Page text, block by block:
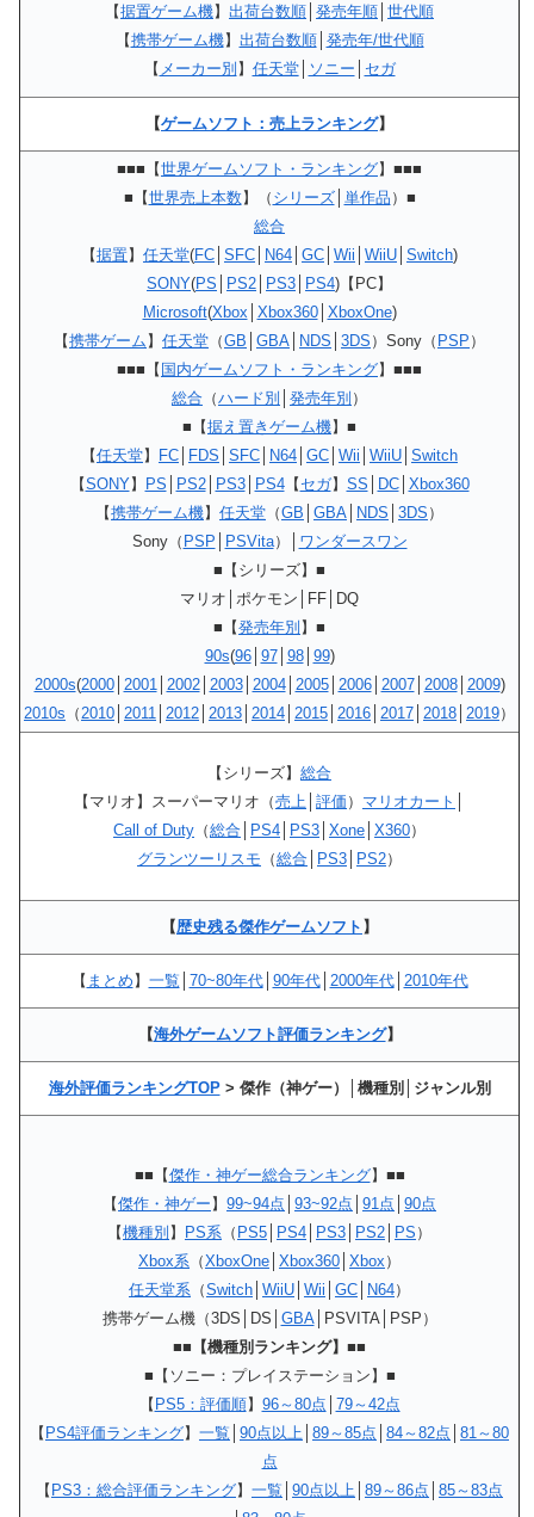
【据置ゲーム機】 出荷台数順 発売年順 世代順
【携帯ゲーム機】 出荷台数順│ 発売年/世代順
【 メーカー別 】 任天堂│ ソニー セガ
【ゲームソフト：売上ランキング】
■■■【世界ゲームソフト・ランキング】■■■
■【世界売上本数】（ シリーズ│ 単作品 ）■
総合
【据置】 任天堂(FC SFC N64 GC Wii WiiU Switch)
SONY(PS PS2 PS3 PS4)【PC】
Microsoft(Xbox Xbox360│ XboxOne)
【携帯ゲーム 】 任天堂 （GB GBA NDS 3DS ）Sony（ PSP ）
■■■【 国内ゲームソフト・ランキング】■■■
総合 （ハード別 発売年別 ）
■【据え置きゲーム機】■
【任天堂】 FC FDS SFC N64 GC Wii WiiU Switch
【SONY】 PS PS2│ PS3│ PS4【 セガ】 SS DC│ Xbox360
【携帯ゲーム機】 任天堂 （GB GBA NDS 3DS ）
Sony（ PSP PSVita）│ ワンダースワン
■【シリーズ】■
マリオ│ポケモン│FF│DQ
■【発売年別 】■
90s(96│ 97│ 98│ 99)
2000s(2000│ 2001 2002│ 2003│ 2004│ 2005│ 2006│ 2007│ 2008│ 2009)
2010s （ 2010 2011 2012 2013 2014 2015 2016 2017 2018 2019）
【シリーズ】 総合
【マリオ】スーパーマリオ（売上 評価 ） マリオカート
Call of Duty （総合 PS4 PS3 Xone X360）
グランツーリスモ （総合 PS3 PS2）
【歴史残る傑作ゲームソフト 】
【 まとめ 】 一覧 70~80年代│ 90年代│ 2000年代│ 2010年代
【海外ゲームソフト評価ランキング】
海外評価ランキングTOP> 傑作（神ゲー）│機種別│ジャンル別
■■【傑作・神ゲー総合ランキング】■■
【傑作・神ゲー 】 99~94点 93~92点 91点 90点
【機種別 】 PS系 （ PS5 PS4 PS3 PS2 PS ）
Xbox系 （XboxOne Xbox360 Xbox ）
任天堂系 （Switch WiiU Wii GC N64）
携帯ゲーム機（3DS│DS│ GBA│PSVITA│PSP）
■■【機種別ランキング】■■
■【ソニー：プレイステーション】■
【 PS5：評価順】 96～80点 79～42点
【 PS4評価ランキング】 一覧 90点以上 89～85点 84～82点 81～80
点
【 PS3：総合評価ランキング】 一覧 90点以上 89～86点 85～83点